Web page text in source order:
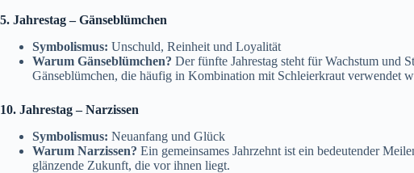
5. Jahrestag – Gänseblümchen
Symbolismus: Unschuld, Reinheit und Loyalität
Warum Gänseblümchen? Der fünfte Jahrestag steht für Wachstum und
Gänseblümchen, die häufig in Kombination mit Schleierkraut verwendet
10. Jahrestag – Narzissen
Symbolismus: Neuanfang und Glück
Warum Narzissen? Ein gemeinsames Jahrzehnt ist ein bedeutender
glänzende Zukunft, die vor ihnen liegt.